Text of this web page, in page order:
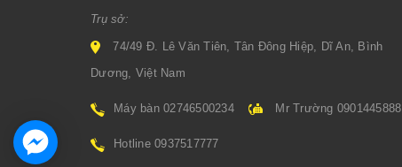
Trụ sở:
74/49 Đ. Lê Văn Tiên, Tân Đông Hiệp, Dĩ An, Bình
Dương, Việt Nam
Máy bàn 02746500234 Mr Trường 0901445888
Hotline 0937517777